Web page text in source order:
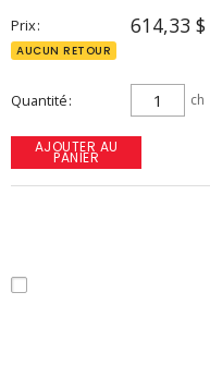
Prix 614,33 $
AUCUN RETOUR
Quantité ch
AJOUTER AU
PANIER